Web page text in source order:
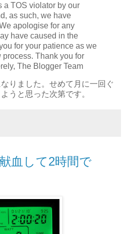
a TOS violator by our
as such, we have
apologise for any
have caused in the
for your patience as we
Thank you for
The Blogger Team
りました。せめて月に一回ぐ
うと思った次第です。
血して2時間で